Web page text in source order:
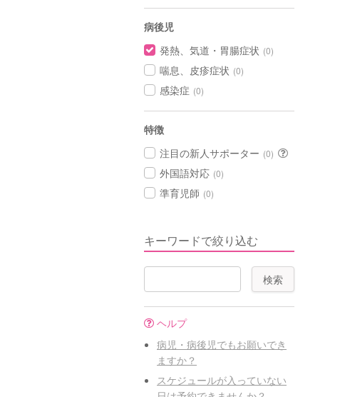
病後児
発熱、気道・胃腸症状 (0)
喘息、皮疹症状 (0)
感染症 (0)
特徴
注目の新人サポーター (0)
外国語対応 (0)
準育児師 (0)
キーワードで絞り込む
ヘルプ
病児・病後児でもお願いでき
ますか？
スケジュールが入っていない